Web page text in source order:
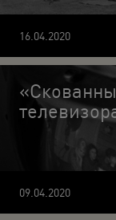
16.04.2020
09.04.2020